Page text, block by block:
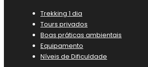
Trekking 1 dia
Tours privados
Boas práticas ambientais
Equipamento
Níveis de Dificuldade